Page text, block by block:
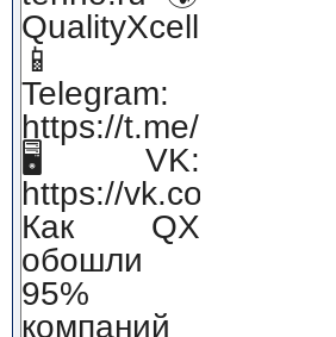
QualityXcellence.ru
📱
Telegram:
https://t.me/qx_lab_IT
🖥 VK:
https://vk.com/
Как QX
обошли
95%
компаний